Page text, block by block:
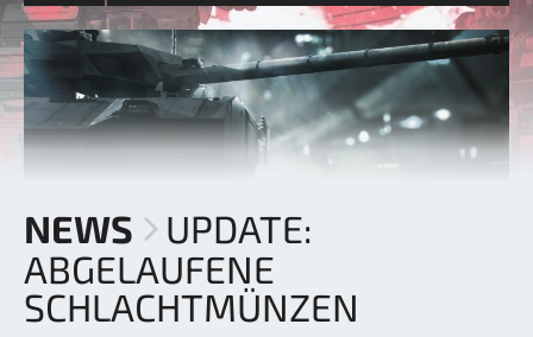
NEWS
UPDATE:
ABGELAUFENE
SCHLACHTMÜNZEN